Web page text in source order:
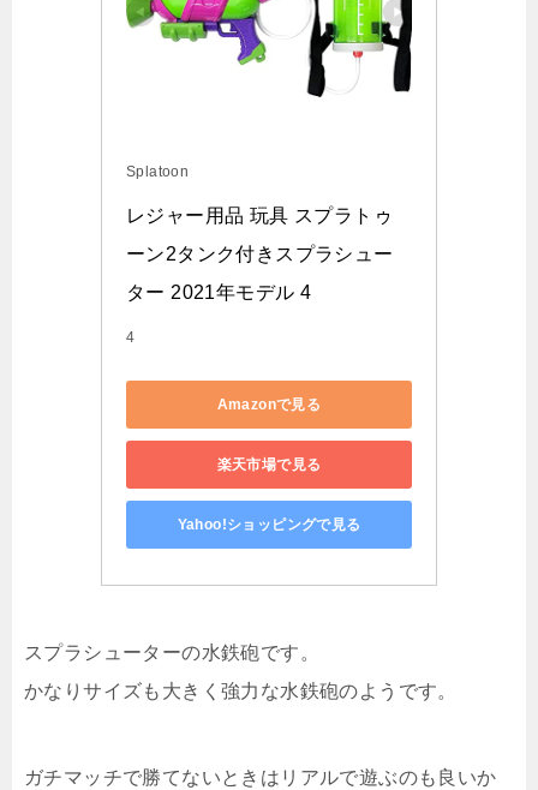
Splatoon
レジャー用品 玩具 スプラトゥ
ーン2タンク付きスプラシュー
ター 2021年モデル 4
4
Amazonで見る
楽天市場で見る
Yahoo!ショッピングで見る
スプラシューターの水鉄砲です。
かなりサイズも大きく強力な水鉄砲のようです。
ガチマッチで勝てないときはリアルで遊ぶのも良いか